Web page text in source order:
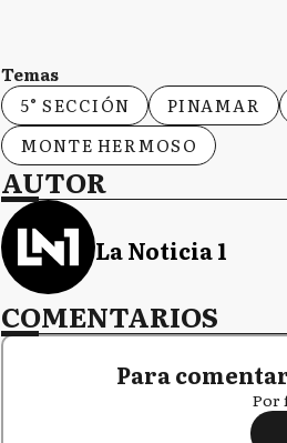
Temas
5° SECCIÓN
PINAMAR
MONTE HERMOSO
AUTOR
La Noticia 1
COMENTARIOS
Para
Por